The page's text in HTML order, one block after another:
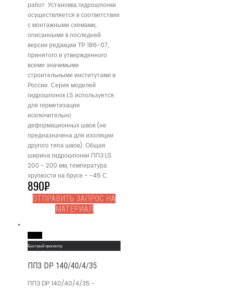
работ. Установка гидрошпонки
осуществляется в соответствии
с монтажными схемами,
описанными в последней
версии редакции ТР 186-07,
принятого и утвержденного
всеми значимыми
строительными институтами в
России. Серия моделей
гидрошпонок LS используется
для герметизации
исключительно
деформационных швов (не
предназначена для изоляции
другого типа швов). Общая
ширина гидрошпонки ППЗ LS
200 - 200 мм, температура
хрупкости на брусе - -45 С.
890₽
ОТПРАВИТЬ ЗАПРОС НА
МАТЕРИАЛ
Быстрый просмотр
ППЗ DР 140/40/4/35
ППЗ DР 140/40/4/35 -